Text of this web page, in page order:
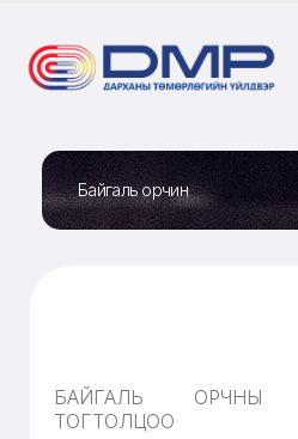
Байгаль орчин
БАЙГАЛЬ ОРЧНЫ
ТОГТОЛЦОО